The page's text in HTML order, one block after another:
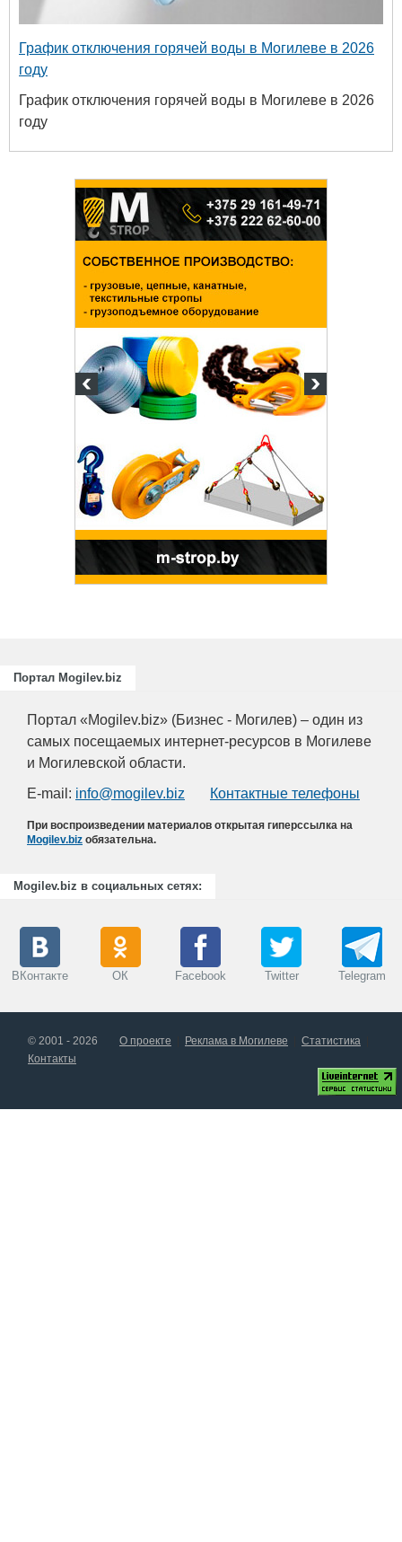
График отключения горячей воды в Могилеве в 2026
году
График отключения горячей воды в Могилеве в 2026
году
Портал Mogilev.biz
Портал «Mogilev.biz» (Бизнес - Могилев) – один из
самых посещаемых интернет-ресурсов в Могилеве
и Могилевской области.
E-mail: info@mogilev.biz Контактные телефоны
При воспроизведении материалов открытая гиперссылка на
Mogilev.biz обязательна.
Mogilev.biz в социальных сетях:
ВКонтакте ОК Facebook Twitter Telegram
© 2001 - 2026 О проекте Реклама в Могилеве
Статистика
Контакты